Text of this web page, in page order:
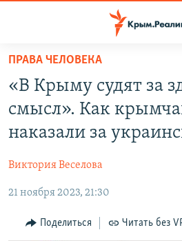
Вернуться
основному
содержанию
главной
навигации
Вернутся
поиску
СПЕЦПРОЕКТЫ
11 ЛЕТ ОККУПАЦИИ КРЫМА. 11
ЕЩЕ
ИНТЕРАКТИВ
ИНФОГРАФИКА
РАДІО СВОБОДА
КАК ОБОЙТИ БЛОКИРОВКУ
ПРАВА ЧЕЛОВЕКА
«В Крыму судят за
смысл». Как
наказали за
Виктория Веселова
21 ноября 2023, 21:30
Поделиться Читать без